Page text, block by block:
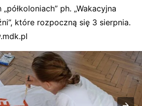
ph. „Wakacyjna
które rozpoczną się 3 sierpnia.